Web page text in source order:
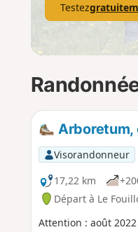
Testez
Arboretum,
Visorandonneur
17,22 km
Départ à Le
Attention : août 2022 Randonnée